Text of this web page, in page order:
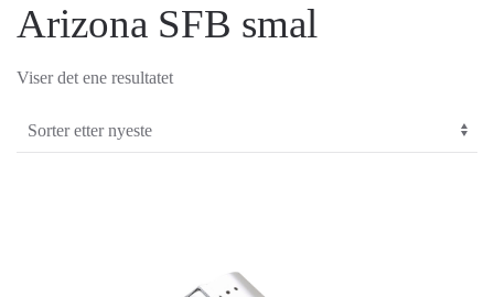
Arizona SFB smal
Viser det ene resultatet